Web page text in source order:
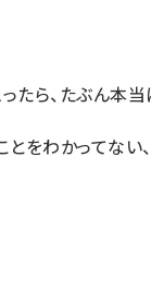
たら、たぶん本
とをわかってな